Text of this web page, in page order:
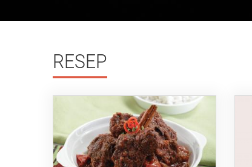
RESEP